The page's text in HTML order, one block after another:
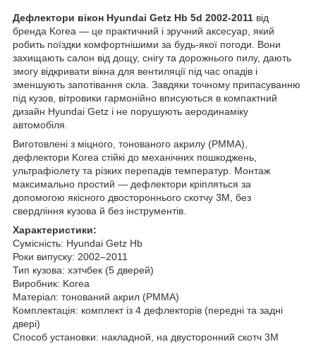
Дефлектори вікон Hyundai Getz Hb 5d 2002-2011 від
бренда Korea — це практичний і зручний аксесуар, який
робить поїздки комфортнішими за будь-якої погоди. Вони
захищають салон від дощу, снігу та дорожнього пилу, дають
змогу відкривати вікна для вентиляції під час опадів і
зменшують запотівання скла. Завдяки точному припасуванню
під кузов, вітровики гармонійно вписуються в компактний
дизайн Hyundai Getz і не порушують аеродинаміку
автомобіля.
Виготовлені з міцного, тонованого акрилу (PMMA),
дефлектори Korea стійкі до механічних пошкоджень,
ультрафіолету та різких перепадів температур. Монтаж
максимально простий — дефлектори кріпляться за
допомогою якісного двостороннього скотчу 3M, без
свердління кузова й без інструментів.
Характеристики:
Сумісність: Hyundai Getz Hb
Роки випуску: 2002–2011
Тип кузова: хэтчбек (5 дверей)
Виробник: Korea
Матеріал: тонований акрил (PMMA)
Комплектація: комплект із 4 дефлекторів (передні та задні
двері)
Способ установки: накладной, на двусторонний скотч 3M